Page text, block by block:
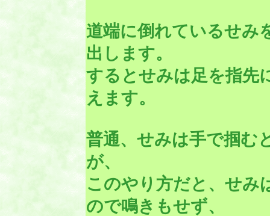
道端に倒れているせみ
出します。
するとせみは足を指先
えます。
普通、せみは手で掴む
が、
このやり方だと、せみ
ので鳴きもせず、